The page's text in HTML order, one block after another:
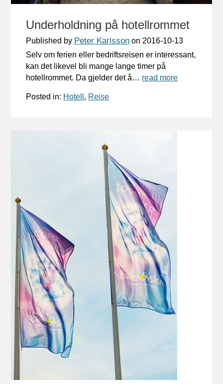
Underholdning på hotellrommet
Published by Peter Karlsson on2016-10-13
Selv om ferien eller bedriftsreisen er interessant,
kan det likevel bli mange lange timer på
hotellrommet. Da gjelder det å… read more
Posted in: Hotell , Reise